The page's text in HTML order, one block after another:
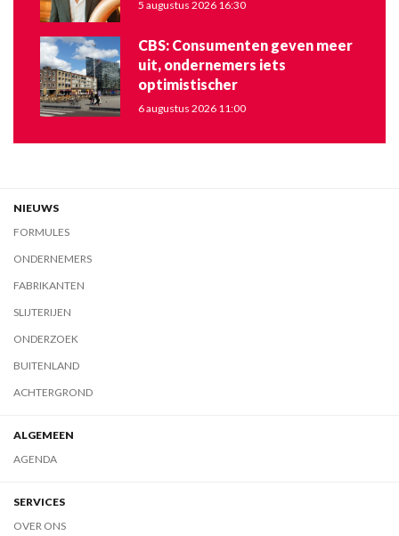
5 augustus 2026 16:30
CBS: Consumenten geven meer
uit, ondernemers iets
optimistischer
6 augustus 2026 11:00
NIEUWS
FORMULES
ONDERNEMERS
FABRIKANTEN
SLIJTERIJEN
ONDERZOEK
BUITENLAND
ACHTERGROND
ALGEMEEN
AGENDA
SERVICES
OVER ONS